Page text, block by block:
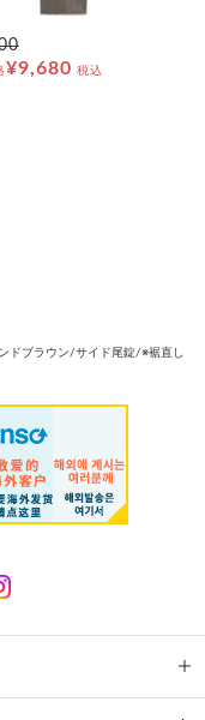
¥9,680 税込
ドブラウン/サイド尾錠/※裾直し